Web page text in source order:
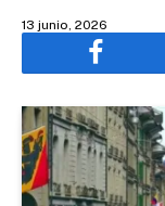
13 junio, 2026